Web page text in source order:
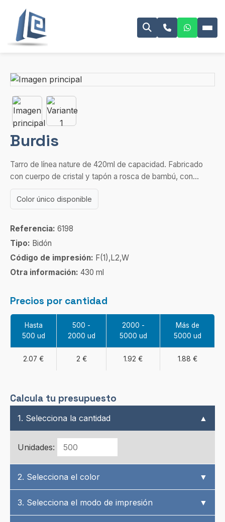
Burdis
Tarro de línea nature de 420ml de capacidad. Fabricado
con cuerpo de cristal y tapón a rosca de bambú, con...
Color único disponible
Referencia: 6198
Tipo: Bidón
Código de impresión: F(1),L2,W
Otra información: 430 ml
Precios por cantidad
Hasta
500 ud
500 -
2000 ud
2000 -
5000 ud
Más de
5000 ud
2.07 € 2 € 1.92 € 1.88 €
Calcula tu presupuesto
1. Selecciona la cantidad ▲
Unidades:
2. Selecciona el color ▼
3. Selecciona el modo de impresión ▼